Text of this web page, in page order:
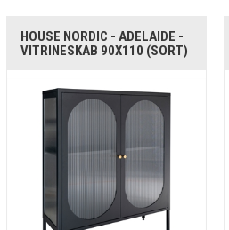
HOUSE NORDIC - ADELAIDE -
VITRINESKAB 90X110 (SORT)